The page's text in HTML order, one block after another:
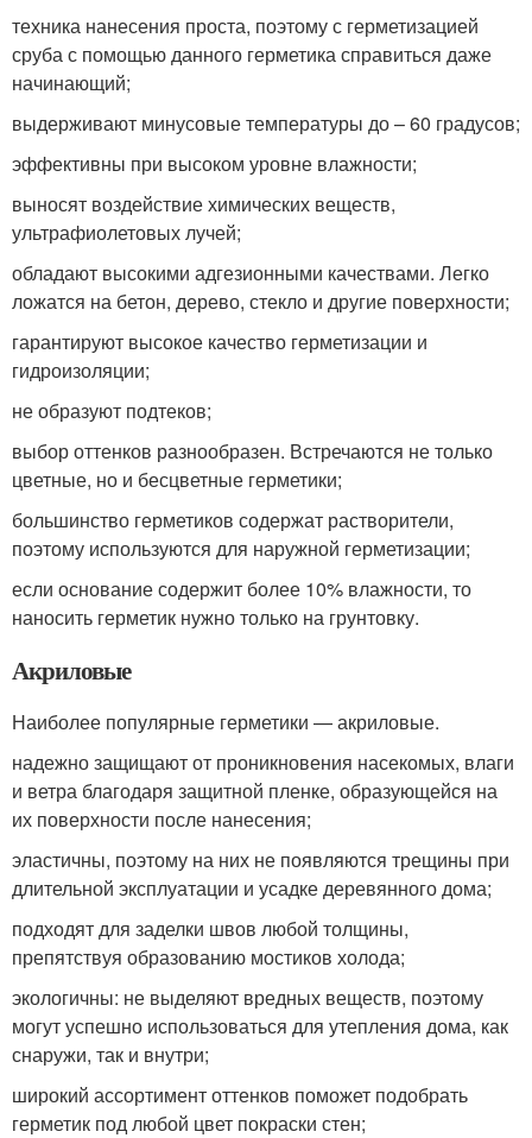
техника нанесения проста, поэтому с герметизацией
сруба с помощью данного герметика справиться даже
начинающий;
выдерживают минусовые температуры до – 60 градусов;
эффективны при высоком уровне влажности;
выносят воздействие химических веществ,
ультрафиолетовых лучей;
обладают высокими адгезионными качествами. Легко
ложатся на бетон, дерево, стекло и другие поверхности;
гарантируют высокое качество герметизации и
гидроизоляции;
не образуют подтеков;
выбор оттенков разнообразен. Встречаются не только
цветные, но и бесцветные герметики;
большинство герметиков содержат растворители,
поэтому используются для наружной герметизации;
если основание содержит более 10% влажности, то
наносить герметик нужно только на грунтовку.
Акриловые
Наиболее популярные герметики — акриловые.
надежно защищают от проникновения насекомых, влаги
и ветра благодаря защитной пленке, образующейся на
их поверхности после нанесения;
эластичны, поэтому на них не появляются трещины при
длительной эксплуатации и усадке деревянного дома;
подходят для заделки швов любой толщины,
препятствуя образованию мостиков холода;
экологичны: не выделяют вредных веществ, поэтому
могут успешно использоваться для утепления дома, как
снаружи, так и внутри;
широкий ассортимент оттенков поможет подобрать
герметик под любой цвет покраски стен;